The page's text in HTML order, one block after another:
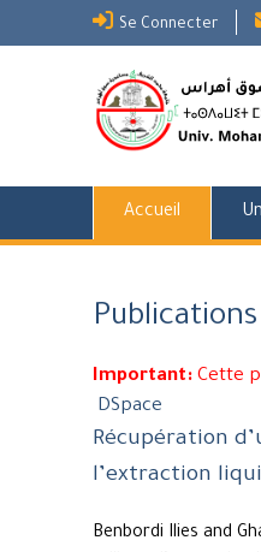
Se Connecter
Accueil
Important: Cette
DSpace
Récupération
l’extraction
Benbordi Ilies and